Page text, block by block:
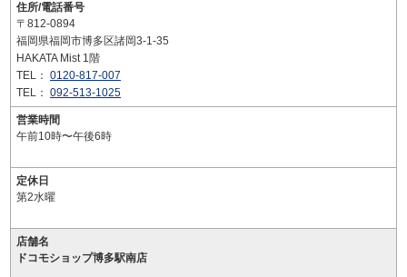
住所/電話番号
〒812-0894
福岡県福岡市博多区諸岡3-1-35
HAKATA Mist 1階
TEL： 0120-817-007
TEL： 092-513-1025
営業時間
午前10時〜午後6時
定休日
第2水曜
店舗名
ドコモショップ博多駅南店